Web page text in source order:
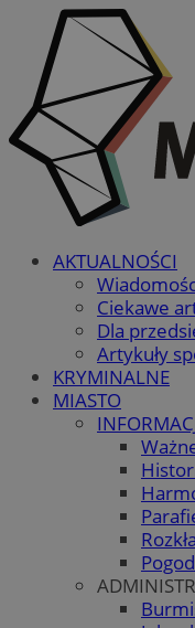
AKTUALNOŚCI
Ciekawe
Dla
Artykuły
KRYMINALNE
MIASTO